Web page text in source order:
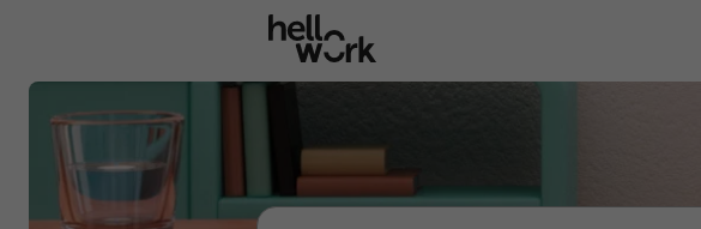
Effectuer une recherche d'emploi par localité